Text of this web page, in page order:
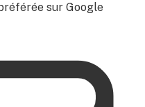
sur Google